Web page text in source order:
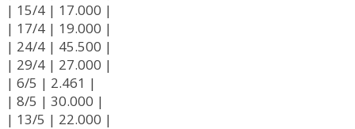
| 15/4 | 17.000 |
| 17/4 | 19.000 |
| 24/4 | 45.500 |
| 29/4 | 27.000 |
| 6/5 | 2.461 |
| 8/5 | 30.000 |
| 13/5 | 22.000 |